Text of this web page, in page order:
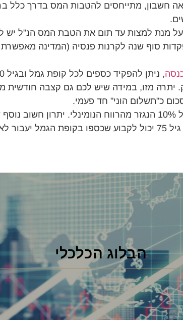
חשבון, מתייחסים להטבות המס בדרך כלל
מנת למצות עד תום את הטבת המס הנ"ל יש
סוף שנה לקרנות פנסיה (המדינה
מזו, במידה שיש לכם גם קצבה חודשית
כ"תשלום הוני" חד פעמי.
הבלוג הכלכלי